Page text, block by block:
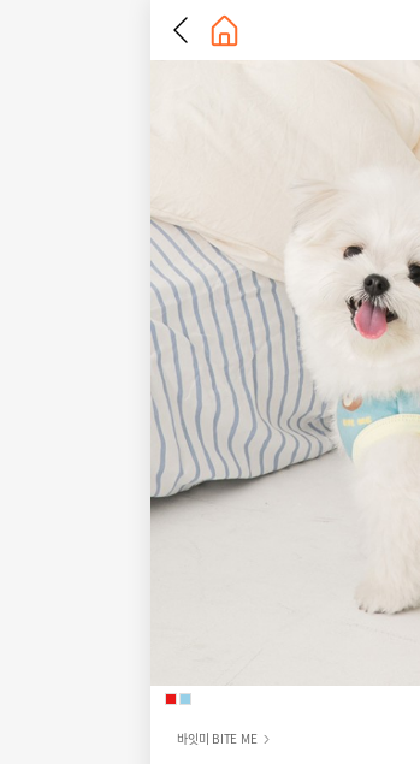
바잇미 BITE ME